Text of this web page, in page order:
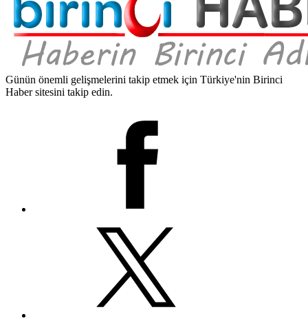
Günün önemli gelişmelerini takip etmek için Türkiye'nin Birinci
Haber sitesini takip edin.